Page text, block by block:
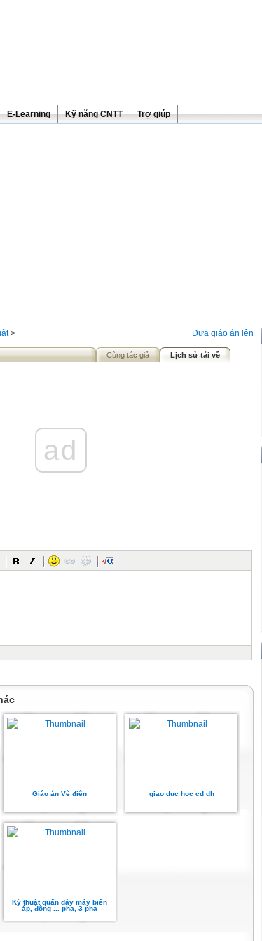
E-Learning Kỹ năng CNTT Trợ giúp
Đưa giáo án lên
>
Cùng tác giả Lịch sử tải về
ad
Giáo án Vẽ điện giao duc hoc cd dh
Kỹ thuật quấn dây máy biến
áp, động ... pha, 3 pha